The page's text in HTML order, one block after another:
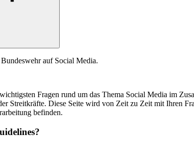
auf Social Media.
Fragen rund um das Thema Social Media im
Streitkräfte. Diese Seite wird von Zeit zu Zeit mit Ihren
befinden.